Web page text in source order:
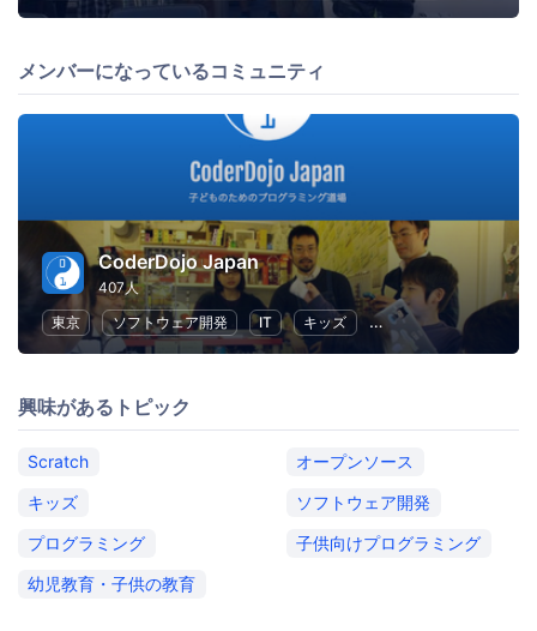
メンバーになっているコミュニティ
CoderDojo Japan
407人
東京
ソフトウェア開発 IT キッズ 子供向けプログラミング
興味があるトピック
Scratch
オープンソース
キッズ
ソフトウェア開発
プログラミング
子供向けプログラミング
幼児教育・子供の教育